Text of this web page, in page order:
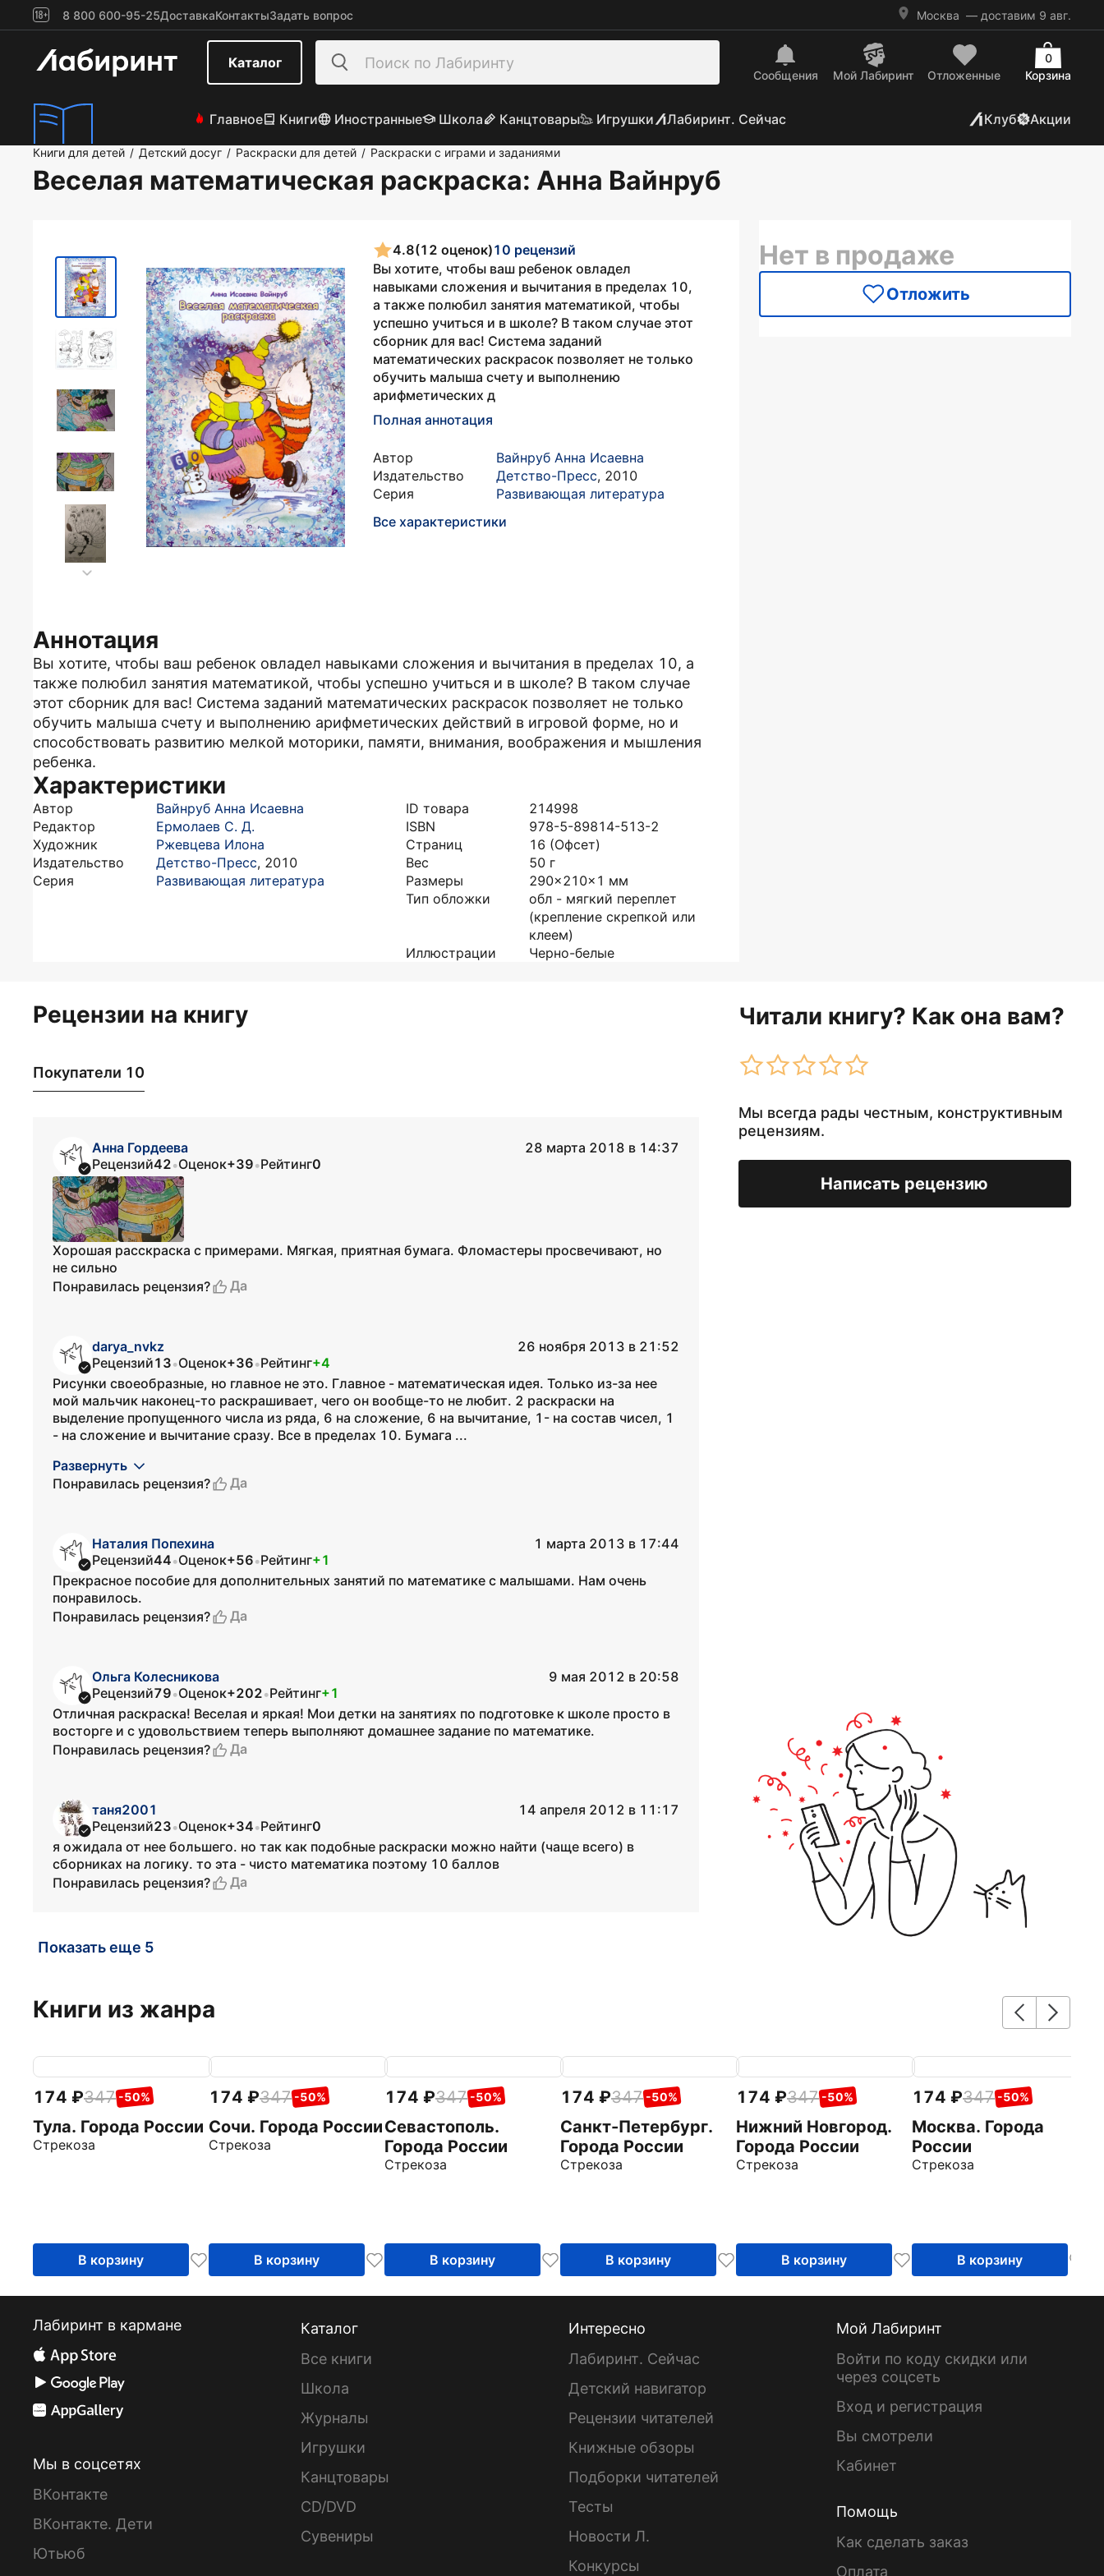
8 800 600-95-25ДоставкаКонтактыЗадать вопрос Москва — доставим 9 авг.
Каталог
Сообщения Mой Лабиринт Отложенные Корзина
0
Главное Книги Иностранные Школа Канцтовары Игрушки Лабиринт. Сейчас Клуб Акции
Книги для детей / Детский досуг / Раскраски для детей / Раскраски с играми и заданиями
Веселая математическая раскраска: Анна Вайнруб
4.8(12 оценок)10 рецензий
Вы хотите, чтобы ваш ребенок овладел
навыками сложения и вычитания в пределах 10,
а также полюбил занятия математикой, чтобы
успешно учиться и в школе? В таком случае этот
сборник для вас! Система заданий
математических раскрасок позволяет не только
обучить малыша счету и выполнению
арифметических д
Полная аннотация
Автор
Вайнруб Анна Исаевна
Издательство
Детство-Пресс, 2010
Серия
Развивающая литература
Все характеристики
Аннотация
Вы хотите, чтобы ваш ребенок овладел навыками сложения и вычитания в пределах 10, а
также полюбил занятия математикой, чтобы успешно учиться и в школе? В таком случае
этот сборник для вас! Система заданий математических раскрасок позволяет не только
обучить малыша счету и выполнению арифметических действий в игровой форме, но и
способствовать развитию мелкой моторики, памяти, внимания, воображения и мышления
ребенка.
Характеристики
Автор
Вайнруб Анна Исаевна
Редактор
Ермолаев С. Д.
Художник
Ржевцева Илона
Издательство
Детство-Пресс, 2010
Серия
Развивающая литература
ID товара
214998
ISBN
978-5-89814-513-2
Страниц
16 (Офсет)
Вес
50 г
Размеры
290x210x1 мм
Тип обложки
обл - мягкий переплет
(крепление скрепкой или
клеем)
Иллюстрации
Черно-белые
Нет в продаже
Отложить
Рецензии на книгу Читали книгу? Как она вам?
Мы всегда рады честным, конструктивным
рецензиям.
Написать рецензию
Покупатели 10
Анна Гордеева
28 марта 2018 в 14:37
Рецензий42•Оценок+39•Рейтинг0
Хорошая расскраска с примерами. Мягкая, приятная бумага. Фломастеры просвечивают, но
не сильно
Понравилась рецензия?
Да
darya_nvkz
26 ноября 2013 в 21:52
Рецензий13•Оценок+36•Рейтинг+4
Рисунки своеобразные, но главное не это. Главное - математическая идея. Только из-за нее
мой мальчик наконец-то раскрашивает, чего он вообще-то не любит. 2 раскраски на
выделение пропущенного числа из ряда, 6 на сложение, 6 на вычитание, 1- на состав чисел, 1
- на сложение и вычитание сразу. Все в пределах 10. Бумага ...
Развернуть
Понравилась рецензия?
Да
Наталия Попехина
1 марта 2013 в 17:44
Рецензий44•Оценок+56•Рейтинг+1
Прекрасное пособие для дополнительных занятий по математике с малышами. Нам очень
понравилось.
Понравилась рецензия?
Да
Ольга Колесникова
9 мая 2012 в 20:58
Рецензий79•Оценок+202•Рейтинг+1
Отличная раскраска! Веселая и яркая! Мои детки на занятиях по подготовке к школе просто в
восторге и с удовольствием теперь выполняют домашнее задание по математике.
Понравилась рецензия?
Да
таня2001
14 апреля 2012 в 11:17
Рецензий23•Оценок+34•Рейтинг0
я ожидала от нее большего. но так как подобные раскраски можно найти (чаще всего) в
сборниках на логику. то эта - чисто математика поэтому 10 баллов
Понравилась рецензия?
Да
Показать еще 5
Книги из жанра
174 347 -50%
Тула. Города России
Стрекоза
В корзину
174 347 -50%
Сочи. Города России
Стрекоза
В корзину
174 347 -50%
Севастополь.
Города России
Стрекоза
В корзину
174 347 -50%
Санкт-Петербург.
Города России
Стрекоза
В корзину
174 347 -50%
Нижний Новгород.
Города России
Стрекоза
В корзину
174 347 -50%
Москва. Города
России
Стрекоза
В корзину
Лабиринт в кармане
Мы в соцсетях
ВКонтакте
ВКонтакте. Дети
Ютьюб
Каталог
Все книги
Школа
Журналы
Игрушки
Канцтовары
CD/DVD
Сувениры
Интересно
Лабиринт. Сейчас
Детский навигатор
Рецензии читателей
Книжные обзоры
Подборки читателей
Тесты
Новости Л.
Конкурсы
Мой Лабиринт
Войти по коду скидки или
через соцсеть
Вход и регистрация
Вы смотрели
Кабинет
Помощь
Как сделать заказ
Оплата